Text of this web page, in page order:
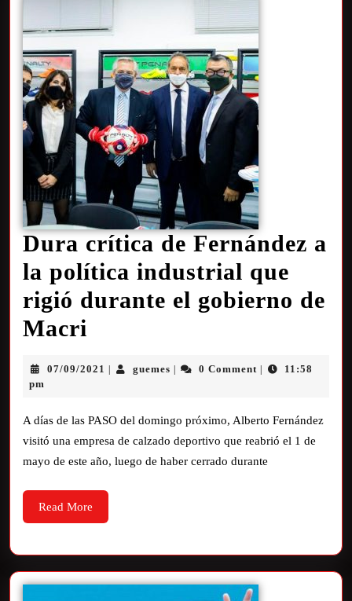
Dura crítica de Fernández a
la política industrial que
rigió durante el gobierno de
Macri
07/09/2021 guemes 0 Comment
11:58
pm
A días de las PASO del domingo próximo, Alberto Fernández
visitó una empresa de calzado deportivo que reabrió el 1 de
mayo de este año, luego de haber cerrado durante
Read More